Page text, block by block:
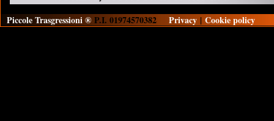
Piccole Trasgressioni ® P.I. 01974570382 Privacy | Cookie policy